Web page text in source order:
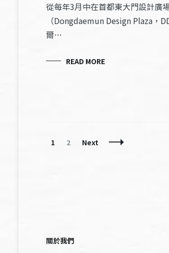
從每年3月中在首都東大門設計廣
（Dongdaemun Design Plaza，
爾…
READ MORE
Posts
Page
1 Page
2 Next
關於我們